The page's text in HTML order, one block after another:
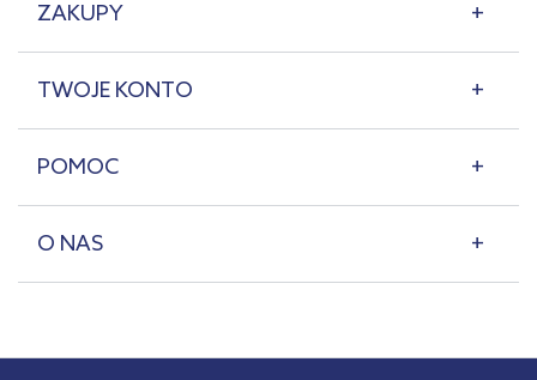
ZAKUPY
TWOJE KONTO
POMOC
O NAS